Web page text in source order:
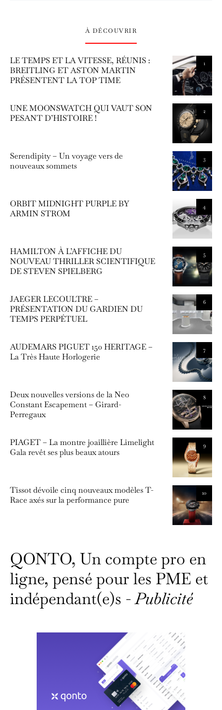
À DÉCOUVRIR
1
LE TEMPS ET LA VITESSE, RÉUNIS :
BREITLING ET ASTON MARTIN
PRÉSENTENT LA TOP TIME
2
UNE MOONSWATCH QUI VAUT SON
PESANT D’HISTOIRE !
3
Serendipity – Un voyage vers de
nouveaux sommets
4
ORBIT MIDNIGHT PURPLE BY
ARMIN STROM
5
HAMILTON À L’AFFICHE DU
NOUVEAU THRILLER SCIENTIFIQUE
DE STEVEN SPIELBERG
6
JAEGER LECOULTRE –
PRÉSENTATION DU GARDIEN DU
TEMPS PERPÉTUEL
7
AUDEMARS PIGUET 150 HERITAGE –
La Très Haute Horlogerie
8
Deux nouvelles versions de la Neo
Constant Escapement – Girard-
Perregaux
9
PIAGET – La montre joaillière Limelight
Gala revêt ses plus beaux atours
10
Tissot dévoile cinq nouveaux modèles T-
Race axés sur la performance pure
QONTO, Un compte pro en
ligne, pensé pour les PME et
indépendant(e)s -Publicité